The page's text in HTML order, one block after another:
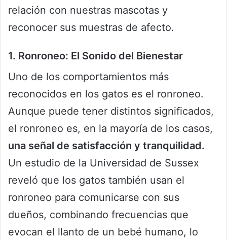
relación con nuestras mascotas y
reconocer sus muestras de afecto.
1. Ronroneo: El Sonido del Bienestar
Uno de los comportamientos más
reconocidos en los gatos es el ronroneo.
Aunque puede tener distintos significados,
el ronroneo es, en la mayoría de los casos,
una señal de satisfacción y tranquilidad.
Un estudio de la Universidad de Sussex
reveló que los gatos también usan el
ronroneo para comunicarse con sus
dueños, combinando frecuencias que
evocan el llanto de un bebé humano, lo